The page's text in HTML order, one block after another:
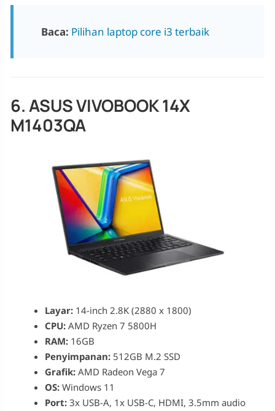
Baca: Pilihan laptop core i3 terbaik
6. ASUS VIVOBOOK 14X
M1403QA
Layar: 14-inch 2.8K (2880 x 1800)
CPU: AMD Ryzen 7 5800H
RAM: 16GB
Penyimpanan: 512GB M.2 SSD
Grafik: AMD Radeon Vega 7
OS: Windows 11
Port: 3x USB-A, 1x USB-C, HDMI, 3.5mm audio